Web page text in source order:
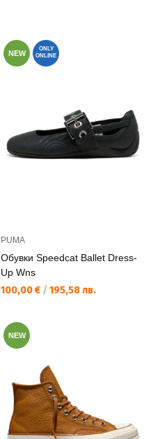
NEW
ONLY
ONLINE
PUMA
Обувки Speedcat Ballet Dress-
Up Wns
Текуща цена:
100,00 € / 195,58 лв.
NEW